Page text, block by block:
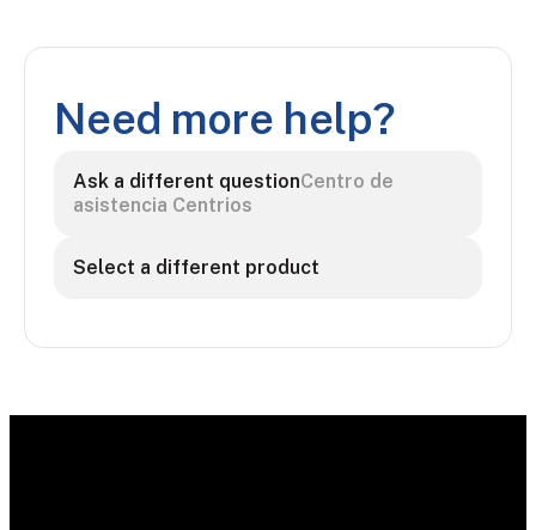
Need more help?
Ask a different questionCentro de
asistencia Centrios
Select a different product